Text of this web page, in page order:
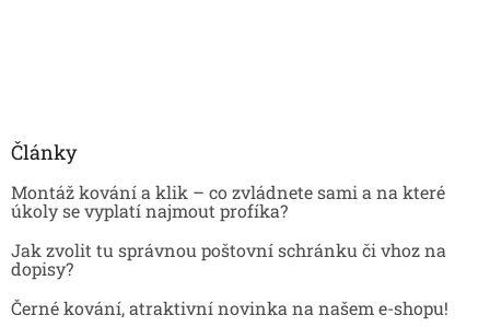
Články
Montáž kování a klik – co zvládnete sami a na které
úkoly se vyplatí najmout profíka?
Jak zvolit tu správnou poštovní schránku či vhoz na
dopisy?
Černé kování, atraktivní novinka na našem e-shopu!